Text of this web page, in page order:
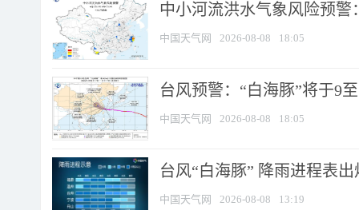
中小河流洪水气象风险预
中国天气网 2026-08-08 18:05
台风预警：“白海豚”将于9
中国天气网 2026-08-08 18:05
台风“白海豚” 降雨进程表
中国天气网 2026-08-08 13:19